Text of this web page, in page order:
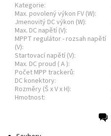
Kategorie:
Max. povolený výkon FV (W):
Jmenovitý DC výkon (W):
Max. DC napětí (V):
MPPT regulátor - rozsah napětí
(V):
Startovací napětí (V):
Max. DC proud ( A ):
Počet MPP trackerů:
DC konektory:
Rozměry (Š x V x H):
Hmotnost: